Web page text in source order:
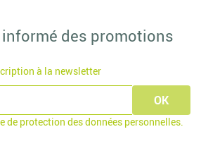
des promotions
à la newsletter
de protection des données personnelles.